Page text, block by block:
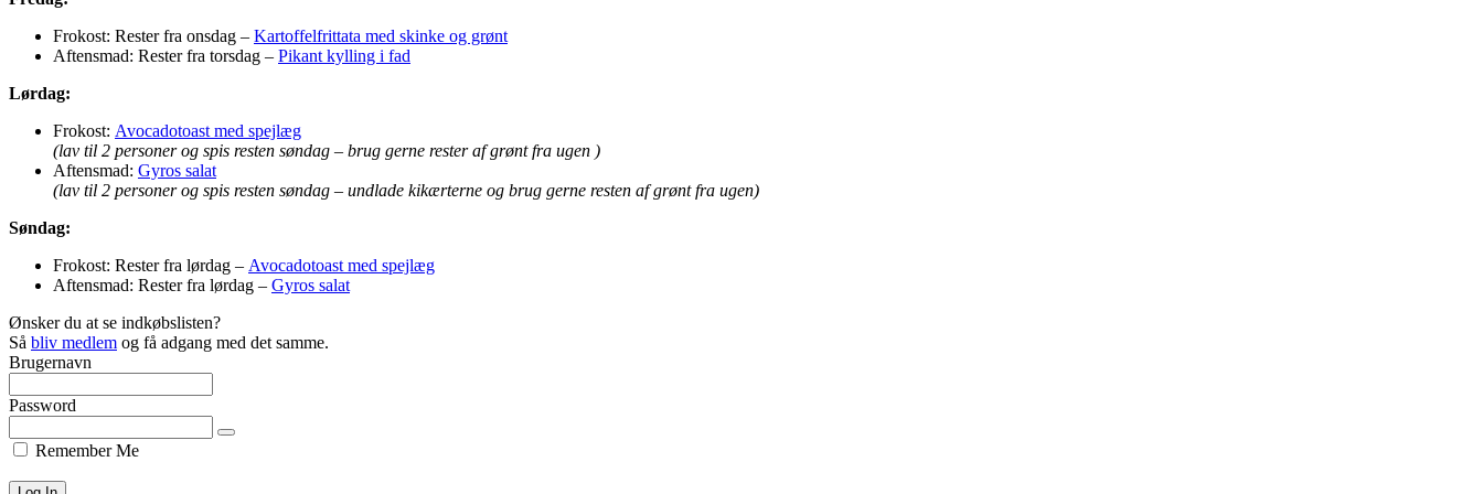
Frokost: Rester fra onsdag – Kartoffelfrittata med skinke og grønt
Aftensmad: Rester fra torsdag – Pikant kylling i fad
Lørdag:
Frokost: Avocadotoast med spejlæg
(lav til 2 personer og spis resten søndag – brug gerne rester af grønt fra ugen )
Aftensmad: Gyros salat
(lav til 2 personer og spis resten søndag – undlade kikærterne og brug gerne resten af grønt fra ugen)
Søndag:
Frokost: Rester fra lørdag – Avocadotoast med spejlæg
Aftensmad: Rester fra lørdag – Gyros salat
Ønsker du at se indkøbslisten?
Så bliv medlem og få adgang med det samme.
Brugernavn
Password
Remember Me